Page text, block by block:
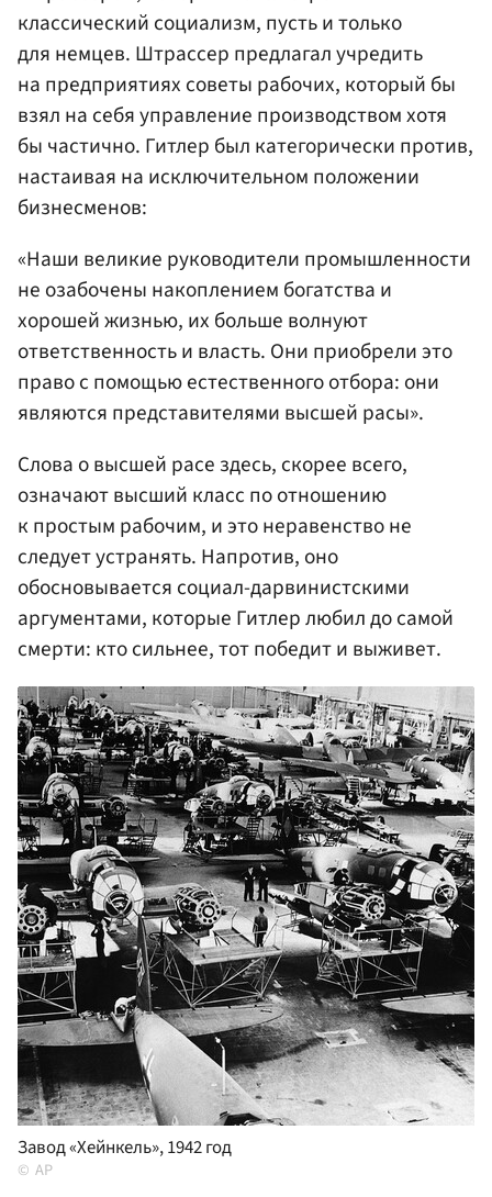
классический социализм, пусть и только
для немцев. Штрассер предлагал учредить
на предприятиях советы рабочих, который бы
взял на себя управление производством хотя
бы частично. Гитлер был категорически против,
настаивая на исключительном положении
бизнесменов:
«Наши великие руководители промышленности
не озабочены накоплением богатства и
хорошей жизнью, их больше волнуют
ответственность и власть. Они приобрели это
право с помощью естественного отбора: они
являются представителями высшей расы».
Слова о высшей расе здесь, скорее всего,
означают высший класс по отношению
к простым рабочим, и это неравенство не
следует устранять. Напротив, оно
обосновывается социал-дарвинистскими
аргументами, которые Гитлер любил до самой
смерти: кто сильнее, тот победит и выживет.
Завод «Хейнкель», 1942 год
AP